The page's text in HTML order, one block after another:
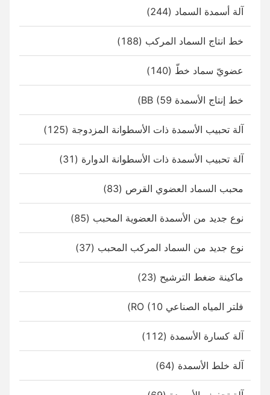
آلة أسمدة السماد (244)
خط انتاج السماد المركب (188)
عضويّ سماد خطّ (140)
خط إنتاج الأسمدة BB (59)
آلة تحبيب الأسمدة ذات الأسطوانة المزدوجة (125)
آلة تحبيب الأسمدة ذات الأسطوانة الدوارة (31)
محبب السماد العضوي القرص (83)
نوع جديد من الأسمدة العضوية المحبب (85)
نوع جديد من السماد المركب المحبب (37)
ماكينة ضغط الترشيح (23)
فلتر المياه الصناعي RO (10)
آلة كسارة الأسمدة (112)
آلة خلط الأسمدة (64)